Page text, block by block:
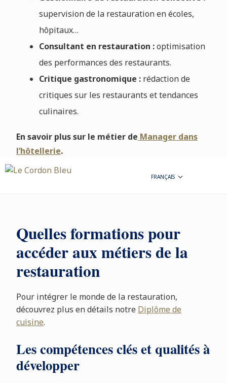
supervision de la restauration en écoles,
hôpitaux…
Consultant en restauration :optimisation
des performances des restaurants.
Critique gastronomique : rédaction de
critiques sur les restaurants et tendances
culinaires.
En savoir plus sur le métier de Manager dans
l’hôtellerie.
FRANÇAIS
Quelles formations pour
accéder aux métiers de la
restauration
Pour intégrer le monde de la restauration,
découvrez plus en détails notre Diplôme de
cuisine.
Les compétences clés et qualités à
développer